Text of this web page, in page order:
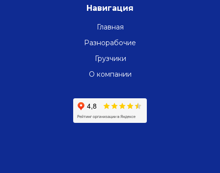
Навигация
Главная
Разнорабочие
Грузчики
О компании